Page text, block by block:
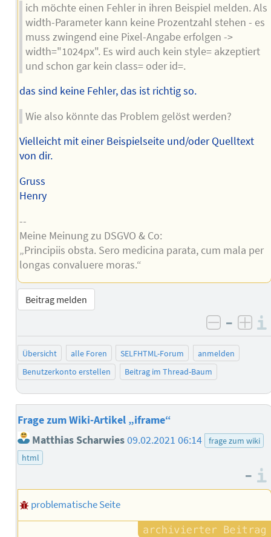
ich möchte einen Fehler in ihren Beispiel melden. Als
width-Parameter kann keine Prozentzahl stehen - es
muss zwingend eine Pixel-Angabe erfolgen ->
width="1024px". Es wird auch kein style= akzeptiert
und schon gar kein class= oder id=.
das sind keine Fehler, das ist richtig so.
Wie also könnte das Problem gelöst werden?
Vielleicht mit einer Beispielseite und/oder Quelltext
von dir.
Gruss
Henry
--
Meine Meinung zu DSGVO & Co:
„Principiis obsta. Sero medicina parata, cum mala per
longas convaluere moras.“
Beitrag melden
negativ
–
Übersicht alle Foren SELFHTML-Forum
anmelden
Benutzerkonto erstellen
Beitrag im Thread-Baum
Frage zum Wiki-Artikel „iframe“
Matthias Scharwies09.02.2021 06:14
frage zum wiki
html
–
problematische Seite